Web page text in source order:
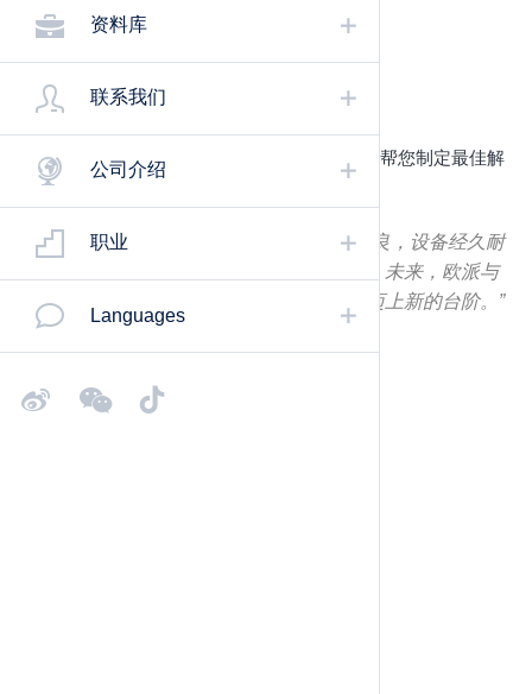
量身定制的家具生产
从单机设备到生产组，再到生产连线——我们帮您制定最佳解
决方案，确保您的持续成功。
“总结来讲，豪迈设备做出来的产品工艺精良，设备经久耐
用且性价比高，比起国内的设备都要划算。未来，欧派与
豪迈将继续达成共识，助推定制家居行业迈上新的台阶。”
- 姚良松 欧派集团董事长
入门级无人工厂方案
资料库
联系我们
公司介绍
职业
Languages